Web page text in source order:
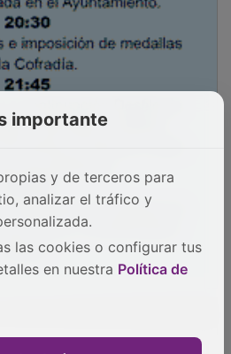
importante
y de terceros para
analizar el tráfico y
las cookies o configurar tus
en nuestra Política de